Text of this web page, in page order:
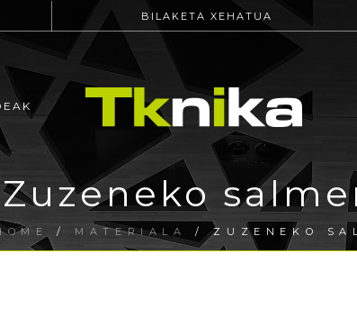
BILAKETA XEHATUA
Zuzeneko
/ MATERIALA / ZUZENEKO